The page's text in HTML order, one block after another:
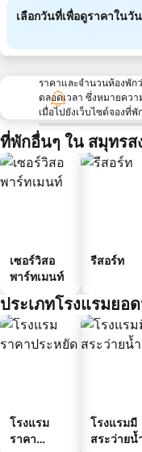
เลือกวันที่เพื่อดูราคาในวั
ราคาและจำนวนห้องพัก
ตลอดเวลา ซึ่งหมายคว
เมื่อไปยังเว็บไซต์จองที่พั
ที่พักอื่นๆ ใน สมุทรส
เซอร์วิสอ
พาร์ทเมนท์
รีสอร์ท
ประเภทโรงแรมยอ
โรงแรม
ราคา
โรงแรมมี
สระว่ายน้